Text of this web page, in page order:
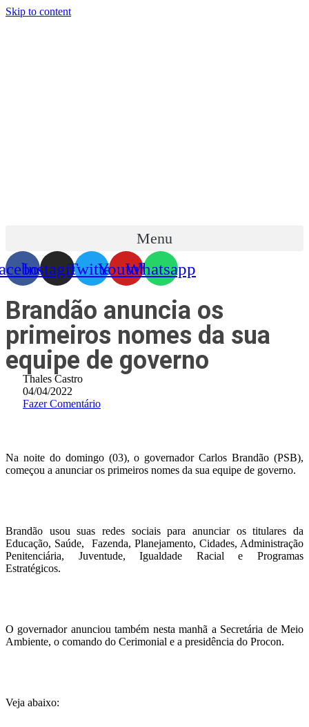
Skip to content
Menu
InstagramTwitterYoutubeWhatsapp
Brandão anuncia os
primeiros nomes da sua
equipe de governo
Thales Castro
04/04/2022
Fazer Comentário
Na noite do domingo (03), o governador Carlos Brandão (PSB),
começou a anunciar os primeiros nomes da sua equipe de governo.
Brandão usou suas redes sociais para anunciar os titulares da
Educação, Saúde, Fazenda, Planejamento, Cidades, Administração
Penitenciária, Juventude, Igualdade Racial e Programas
Estratégicos.
O governador anunciou também nesta manhã a Secretária de Meio
Ambiente, o comando do Cerimonial e a presidência do Procon.
Veja abaixo: